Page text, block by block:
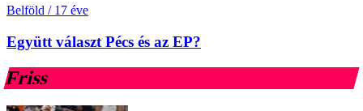
Belföld / 17 éve
Együtt választ Pécs és az EP?
Friss